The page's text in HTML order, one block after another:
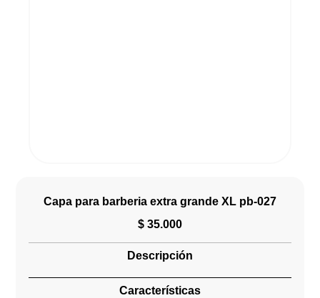
Capa para barberia extra grande XL pb-027
$ 35.000
Descripción
Características